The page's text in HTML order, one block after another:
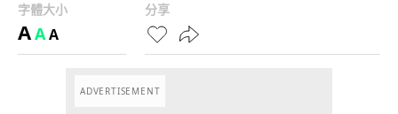
字體大小
AAA
分享
ADVERTISEMENT